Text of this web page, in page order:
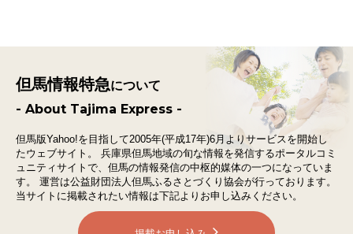
但馬情報特急について
- About Tajima Express -
但馬版Yahoo!を目指して2005年(平成17年)6月よりサービスを開始し
たウェブサイト。
兵庫県但馬地域の旬な情報を発信するポータルコミ
ュニティサイトで、 但馬の情報発信の中枢的媒体の一つになっていま
す。
運営は公益財団法人但馬ふるさとづくり協会が行っております。
当サイトに掲載されたい情報は下記よりお申し込みください。